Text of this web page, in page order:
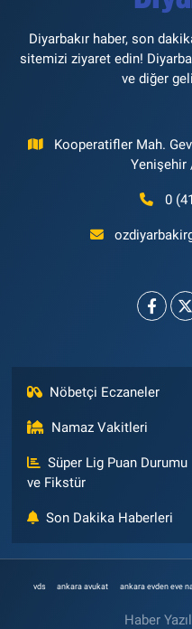
Diyarbakır haber, son
sitemizi ziyaret edin!
ve diğer
Kooperatifler Mah.
Yenişehir
0
Nöbetçi Eczaneler
Namaz Vakitleri
Süper Lig Puan Durumu
ve Fikstür
Son Dakika Haberleri
vds ankara avukat ankara evden eve
Haber